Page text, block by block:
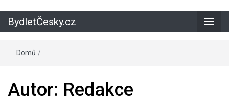
BydletČesky.cz
Domů /
Autor: Redakce